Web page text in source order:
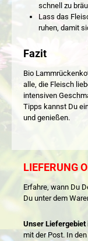
schnell zu
Lass das
ruhen, damit
Fazit
Bio
alle, die Fleisch
intensiven
Tipps kannst Du
und genießen.
LIEFERUNG
Erfahre, wann Du
Du unter dem
Unser Liefergebiet
mit der Post. In